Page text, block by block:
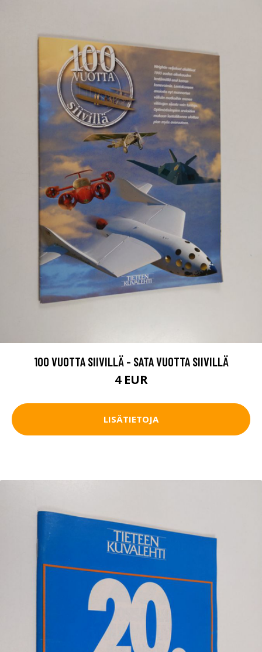
100 VUOTTA SIIVILLÄ - SATA VUOTTA SIIVILLÄ
4 EUR
LISÄTIETOJA